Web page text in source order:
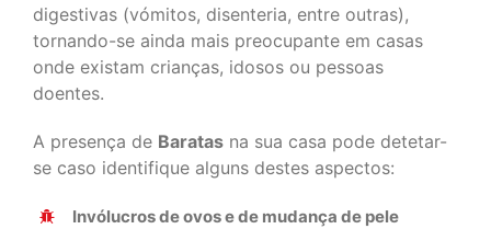
digestivas (vómitos, disenteria, entre outras),
tornando-se ainda mais preocupante em casas
onde existam crianças, idosos ou pessoas
doentes.
A presença de Baratas na sua casa pode detetar-
se caso identifique alguns destes aspectos:
Invólucros de ovos e de mudança de pele